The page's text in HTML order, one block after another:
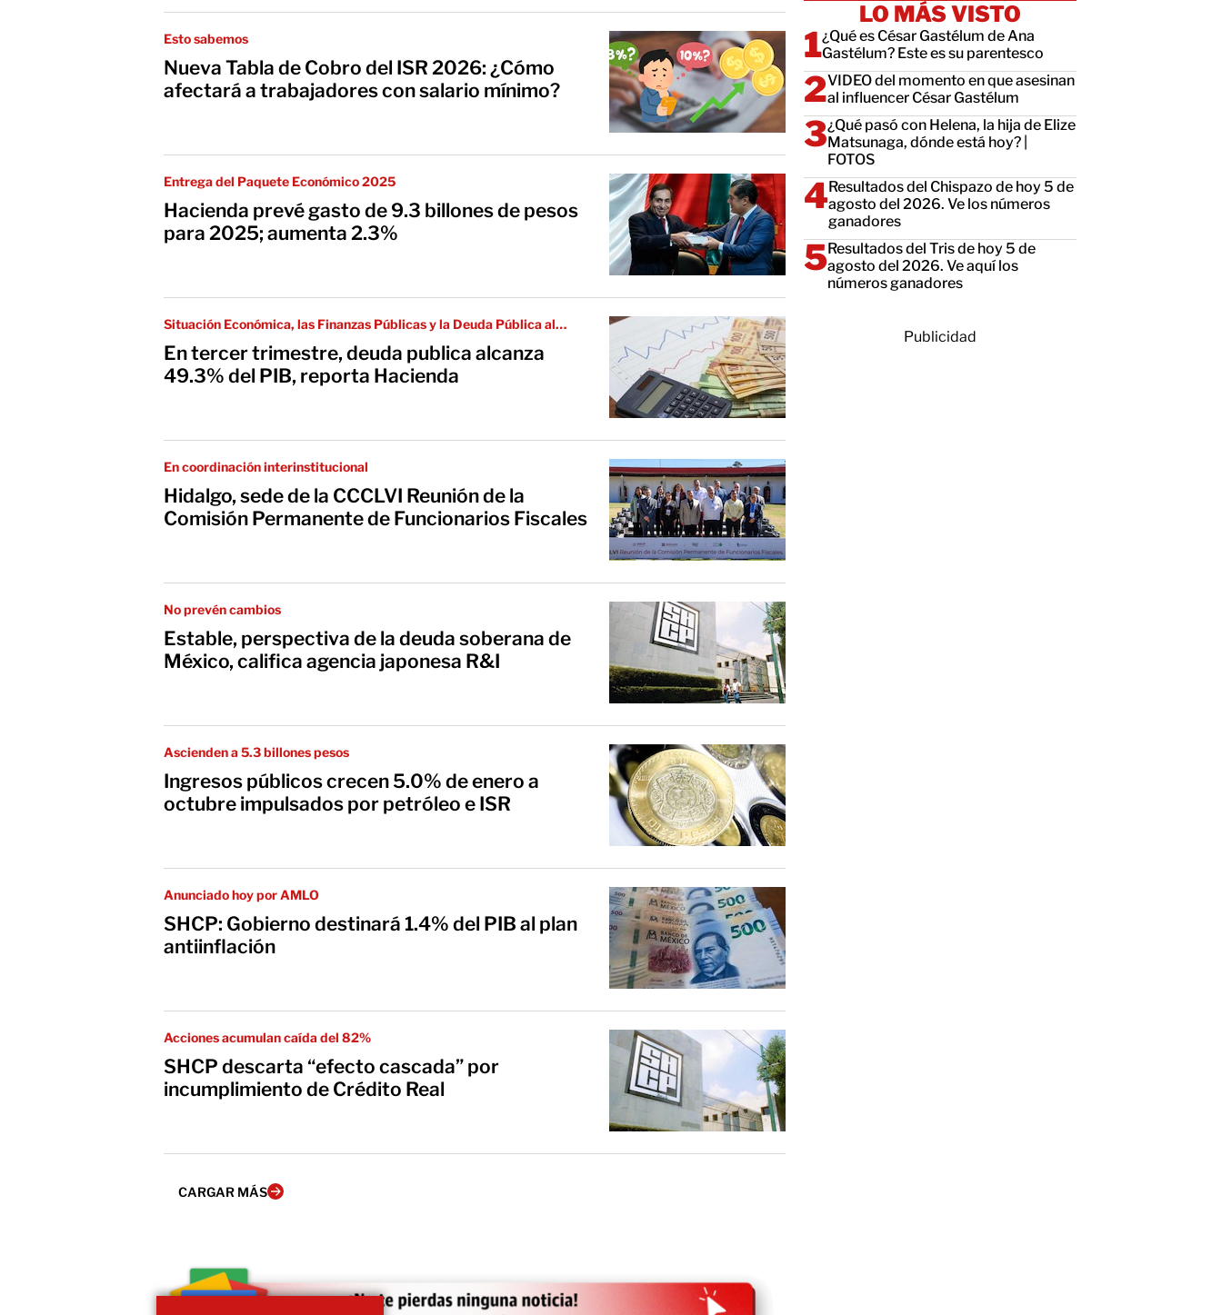
Esto sabemos
Nueva Tabla de Cobro del ISR 2026: ¿Cómo
afectará a trabajadores con salario mínimo?
Entrega del Paquete Económico 2025
Hacienda prevé gasto de 9.3 billones de pesos
para 2025; aumenta 2.3%
Situación Económica, las Finanzas Públicas y la Deuda Pública al
En tercer trimestre, deuda publica alcanza
49.3% del PIB, reporta Hacienda
En coordinación interinstitucional
Hidalgo, sede de la CCCLVI Reunión de la
Comisión Permanente de Funcionarios Fiscales
No prevén cambios
Estable, perspectiva de la deuda soberana de
México, califica agencia japonesa R&I
Ascienden a 5.3 billones pesos
Ingresos públicos crecen 5.0% de enero a
octubre impulsados por petróleo e ISR
Anunciado hoy por AMLO
SHCP: Gobierno destinará 1.4% del PIB al plan
antiinflación
Acciones acumulan caída del 82%
SHCP descarta “efecto cascada” por
incumplimiento de Crédito Real
CARGAR MÁS
LO MÁS VISTO
¿Qué es César Gastélum de Ana
Gastélum? Este es su parentesco
VIDEO del momento en que asesinan
al influencer César Gastélum
¿Qué pasó con Helena, la hija de Elize
Matsunaga, dónde está hoy? |
FOTOS
Resultados del Chispazo de hoy 5 de
agosto del 2026. Ve los números
ganadores
Resultados del Tris de hoy 5 de
agosto del 2026. Ve aquí los
números ganadores
Publicidad